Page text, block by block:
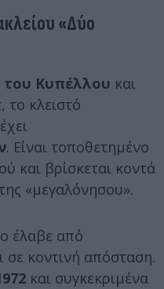
«Δύο
του Κυπέλλου και
το κλειστό
. Είναι τοποθετημένο
και βρίσκεται κοντά
«μεγαλόνησου».
έλαβε από
κοντινή απόσταση.
και συγκεκριμένα